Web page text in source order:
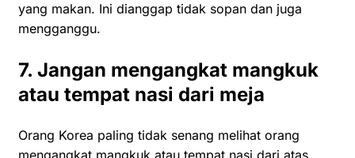
yang makan. Ini dianggap tidak sopan dan juga
mengganggu.
7. Jangan mengangkat mangkuk
atau tempat nasi dari meja
Orang Korea paling tidak senang melihat orang